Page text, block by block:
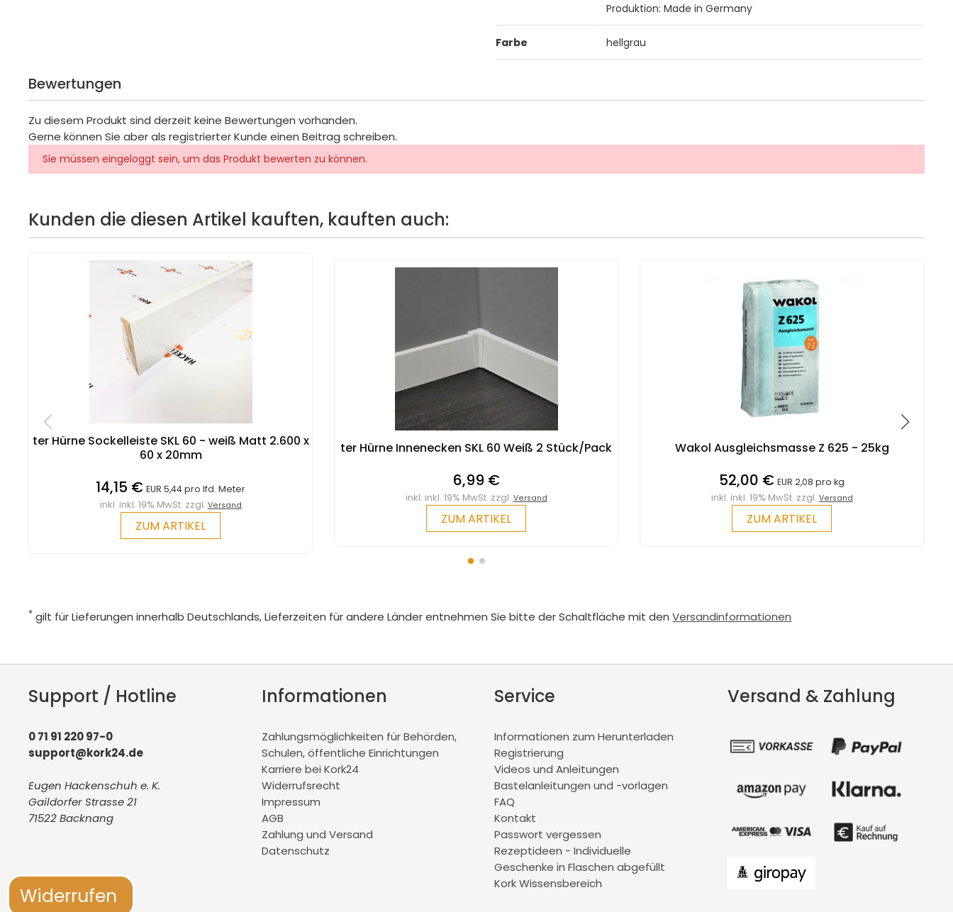
Produktion: Made in Germany
Farbe hellgrau
Bewertungen
Zu diesem Produkt sind derzeit keine Bewertungen vorhanden.
Gerne können Sie aber als registrierter Kunde einen Beitrag schreiben.
Sie müssen eingeloggt sein, um das Produkt bewerten zu können.
Kunden die diesen Artikel kauften, kauften auch:
ter Hürne Sockelleiste SKL 60 - weiß Matt 2.600 x
60 x 20mm
14,15 € EUR 5,44 pro lfd. Meter
inkl. inkl. 19% MwSt. zzgl. Versand
ZUM ARTIKEL
ter Hürne Innenecken SKL 60 Weiß 2 Stück/Pack
6,99 €
inkl. inkl. 19% MwSt. zzgl. Versand
ZUM ARTIKEL
Wakol Ausgleichsmasse Z 625 - 25kg
52,00 € EUR 2,08 pro kg
inkl. inkl. 19% MwSt. zzgl. Versand
ZUM ARTIKEL
* gilt für Lieferungen innerhalb Deutschlands, Lieferzeiten für andere Länder entnehmen Sie bitte der Schaltfläche mit denVersandinformationen
Support / Hotline
0 71 91 220 97-0
support@kork24.de
Eugen Hackenschuh e. K.
Gaildorfer Strasse 21
71522 Backnang
Informationen
Zahlungsmöglichkeiten für Behörden,
Schulen, öffentliche Einrichtungen
Karriere bei Kork24
Widerrufsrecht
Impressum
AGB
Zahlung und Versand
Datenschutz
Service
Informationen zum Herunterladen
Registrierung
Videos und Anleitungen
Bastelanleitungen und -vorlagen
FAQ
Kontakt
Passwort vergessen
Rezeptideen - Individuelle
Geschenke in Flaschen abgefüllt
Kork Wissensbereich
Versand & Zahlung
Widerrufen